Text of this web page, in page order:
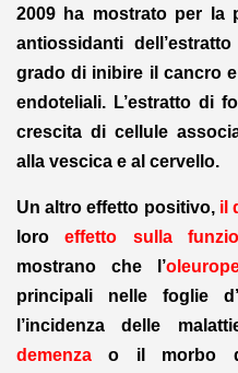
2009 ha mostrato per la
antiossidanti
grado di inibire il cancro
endoteliali. L’estratto di
crescita di cellule
alla vescica e al cervello.
Un altro effetto positivo, il
loroeffetto sulla
mostrano che l’
principali nelle foglie
l’incidenza delle
demenzao il morbo